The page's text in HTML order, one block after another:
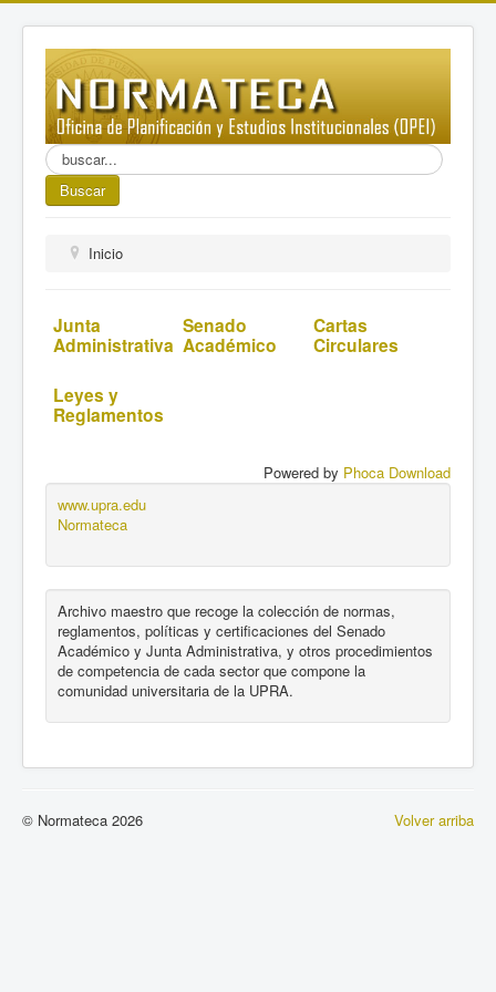
Buscar...
Buscar
Inicio
Junta
Administrativa
Senado
Académico
Cartas
Circulares
Leyes y
Reglamentos
Powered by Phoca Download
www.upra.edu
Normateca
Archivo maestro que recoge la colección de normas,
reglamentos, políticas y certificaciones del Senado
Académico y Junta Administrativa, y otros procedimientos
de competencia de cada sector que compone la
comunidad universitaria de la UPRA.
Volver arriba
© Normateca 2026